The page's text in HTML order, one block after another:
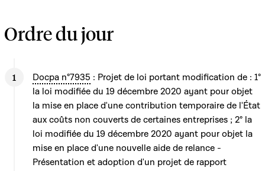
Ordre du jour
Docpa n°7935 : Projet de loi portant modification de : 1°
la loi modifiée du 19 décembre 2020 ayant pour objet
la mise en place d'une contribution temporaire de l'État
aux coûts non couverts de certaines entreprises ; 2° la
loi modifiée du 19 décembre 2020 ayant pour objet la
mise en place d'une nouvelle aide de relance -
Présentation et adoption d'un projet de rapport